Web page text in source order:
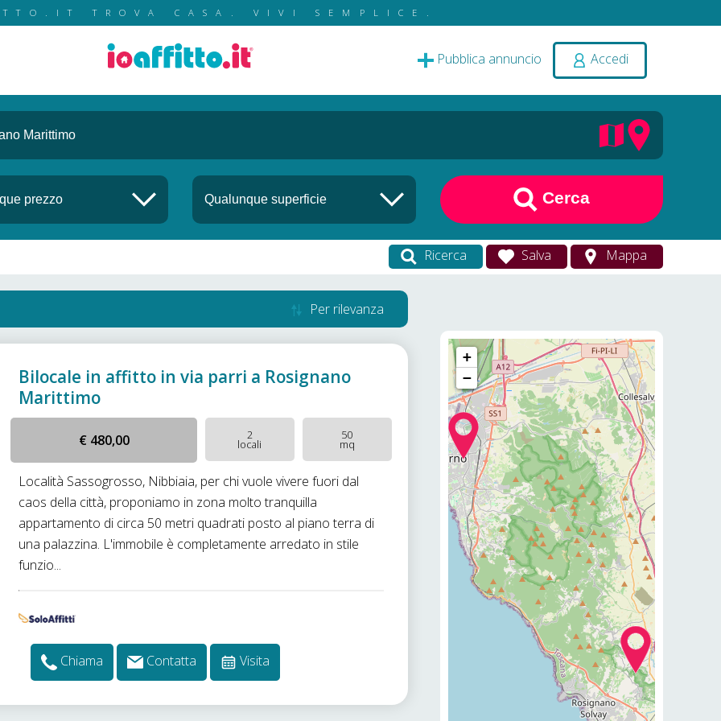
TROVA CASA. VIVI SEMPLICE.
Pubblica annuncio Accedi
Cerca
Ricerca Salva Mappa
Per rilevanza
Bilocale in affitto in via parri a Rosignano
Marittimo
€ 480,00 2
locali
50
mq
Località Sassogrosso, Nibbiaia, per chi vuole vivere fuori dal
caos della città, proponiamo in zona molto tranquilla
appartamento di circa 50 metri quadrati posto al piano terra di
una palazzina. L'immobile è completamente arredato in stile
funzio...
Chiama Contatta Visita
+
−